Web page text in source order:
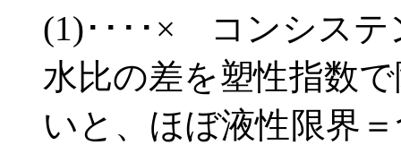
(1)････× コンシステ
水比の差を塑性指数
いと、ほぼ液性限界